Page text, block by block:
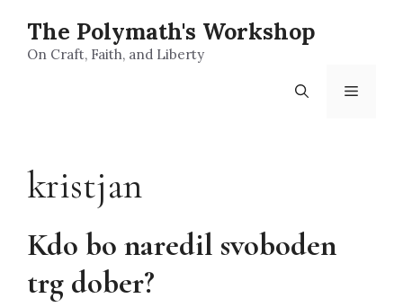
content
The Polymath's Workshop
On Craft, Faith, and Liberty
Menu
kristjan
Kdo bo naredil svoboden
trg dober?